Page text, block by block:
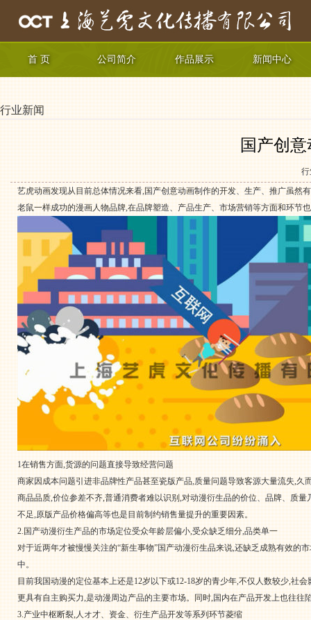
首 页 公司简介 作品展示 新闻中心
行业新闻
国产创
行
艺虎动画发现从目前总体情况来看,国产创意动画制作的开发、生产、推广虽然
老鼠一样成功的漫画人物品牌,在品牌塑造、产品生产、市场营销等方面和环节
1在销售方面,货源的问题直接导致经营问题
商家因成本问题引进非品牌性产品甚至瓷版产品,质量问题导致客源大量流失,
商品品质,价位参差不齐,普通消费者难以识别,对动漫衍生品的价位、品牌、质
不足,原版产品价格偏高等也是目前制约销售量提升的重要因素。
2.国产动漫衍生产品的市场定位受众年龄层偏小,受众缺乏细分,品类单一
对于近两年才被慢慢关注的“新生事物”国产动漫衍生品来说,还缺乏成熟有效的
中。
目前我国动漫的定位基本上还是12岁以下或12-18岁的青少年,不仅人数较少,社
更具有自主购买力,是动漫周边产品的主要市场。同时,国内在产品开发上也往
3.产业中枢断裂,人オ才、资金、衍生产品开发等系列环节菱缩